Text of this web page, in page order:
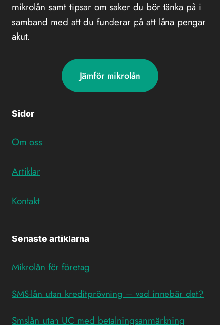
mikrolån samt tipsar om saker du bör tänka på i
samband med att du funderar på att låna pengar
akut.
Jämför mikrolån
Sidor
Om oss
Artiklar
Kontakt
Senaste artiklarna
Mikrolån för företag
SMS-lån utan kreditprövning – vad innebär det?
Smslån utan UC med betalningsanmärkning